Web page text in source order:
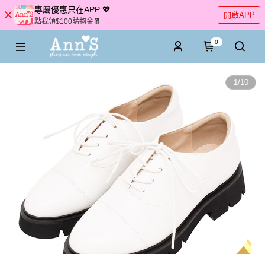
專屬優惠只在APP 💖
點我領$100購物金🧧
開啟APP
0
1/10